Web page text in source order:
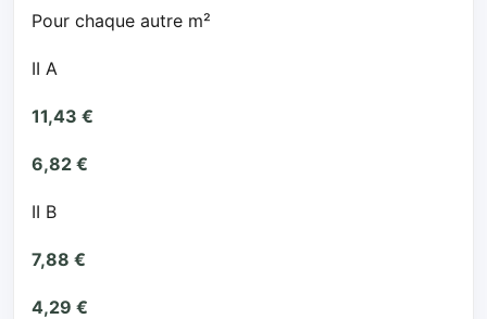
Pour chaque autre m²
II A
11,43 €
6,82 €
II B
7,88 €
4,29 €